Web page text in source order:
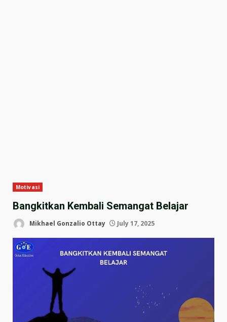
Motivasi
Bangkitkan Kembali Semangat Belajar
Mikhael Gonzalio Ottay July 17, 2025